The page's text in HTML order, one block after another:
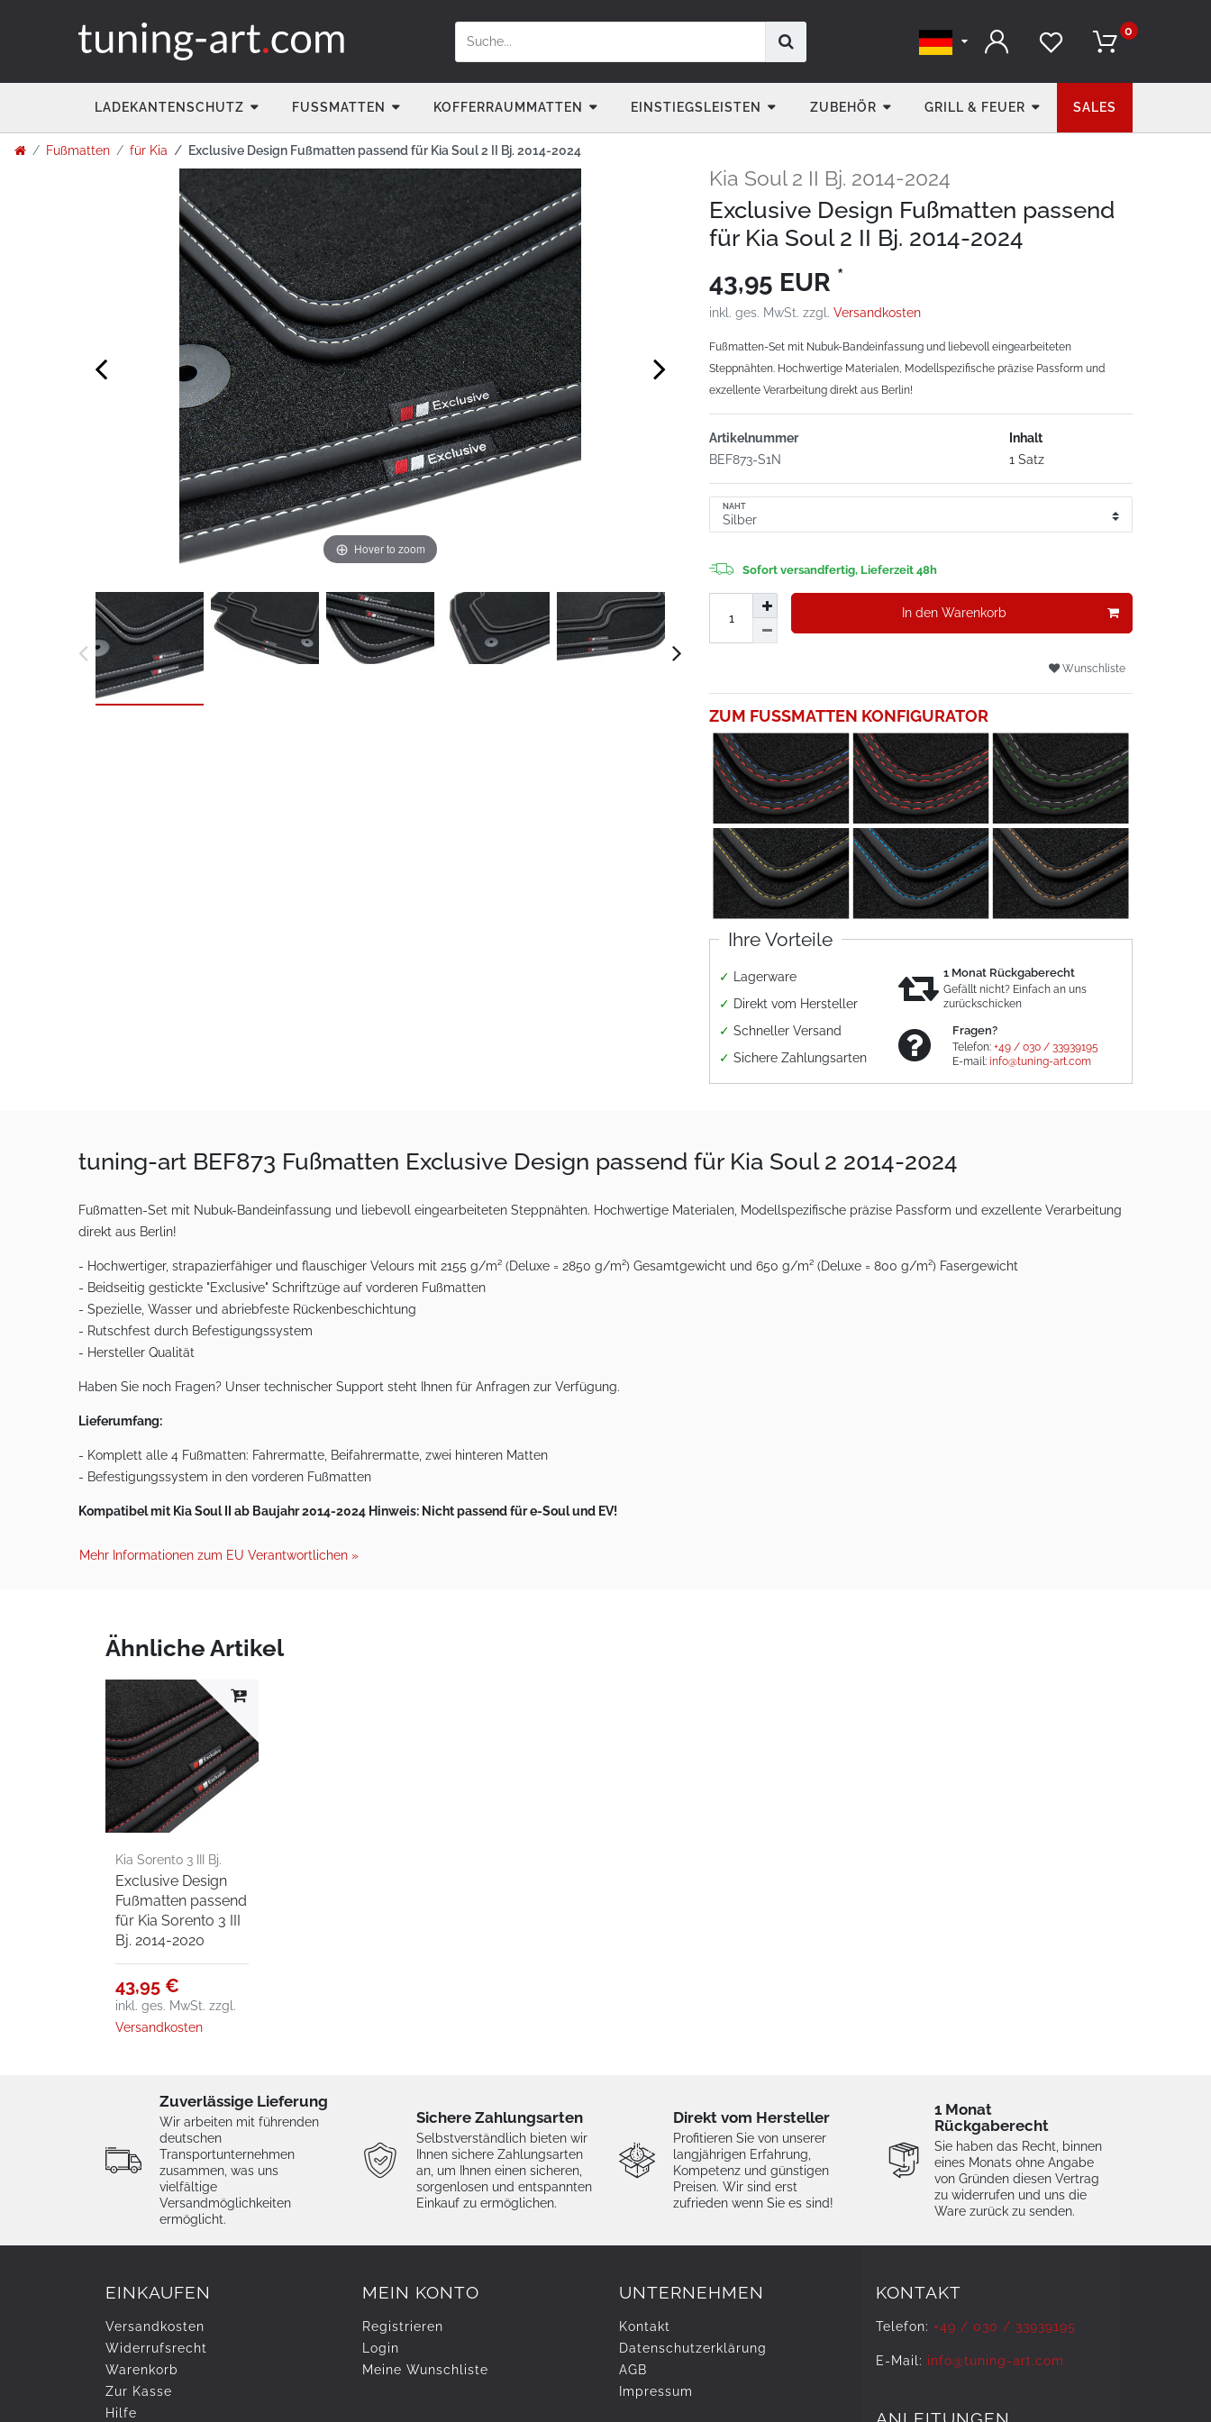
0
LADEKANTENSCHUTZ FUSSMATTEN KOFFERRAUMMATTEN EINSTIEGSLEISTEN ZUBEHÖR GRILL & FEUER SALES
Fußmatten für Kia Exclusive Design Fußmatten passend für Kia Soul 2 II Bj. 2014-2024
Hover to zoom
Kia Soul 2 II Bj. 2014-2024
Exclusive Design Fußmatten passend
für Kia Soul 2 II Bj. 2014-2024
43,95 EUR *
inkl. ges. MwSt. zzgl. Versandkosten
Fußmatten-Set mit Nubuk-Bandeinfassung und liebevoll eingearbeiteten
Steppnähten. Hochwertige Materialen, Modellspezifische präzise Passform und
exzellente Verarbeitung direkt aus Berlin!
Artikelnummer
BEF873-S1N
Inhalt
1 Satz
NAHT
Sofort versandfertig, Lieferzeit 48h
In den Warenkorb
Wunschliste
ZUM FUSSMATTEN KONFIGURATOR
Ihre Vorteile
✓ Lagerware
✓ Direkt vom Hersteller
✓ Schneller Versand
✓ Sichere Zahlungsarten
1 Monat Rückgaberecht
Gefällt nicht? Einfach an uns
zurückschicken
Fragen?
Telefon:+49 / 030 / 33939195
E-mail:info@tuning-art.com
tuning-art BEF873 Fußmatten Exclusive Design passend für Kia Soul 2 2014-2024
Fußmatten-Set mit Nubuk-Bandeinfassung und liebevoll eingearbeiteten Steppnähten. Hochwertige Materialen, Modellspezifische präzise Passform und exzellente Verarbeitung
direkt aus Berlin!
- Hochwertiger, strapazierfähiger und flauschiger Velours mit 2155 g/m² (Deluxe = 2850 g/m²) Gesamtgewicht und 650 g/m² (Deluxe = 800 g/m²) Fasergewicht
- Beidseitig gestickte "Exclusive" Schriftzüge auf vorderen Fußmatten
- Spezielle, Wasser und abriebfeste Rückenbeschichtung
- Rutschfest durch Befestigungssystem
- Hersteller Qualität
Haben Sie noch Fragen? Unser technischer Support steht Ihnen für Anfragen zur Verfügung.
Lieferumfang:
- Komplett alle 4 Fußmatten: Fahrermatte, Beifahrermatte, zwei hinteren Matten
- Befestigungssystem in den vorderen Fußmatten
Kompatibel mit Kia Soul II ab Baujahr 2014-2024 Hinweis: Nicht passend für e-Soul und EV!
Mehr Informationen zum EU Verantwortlichen »
Ähnliche Artikel
Kia Sorento 3 III Bj.
2014-2020
Exclusive Design
Fußmatten passend
für Kia Sorento 3 III
Bj. 2014-2020
43,95 €
inkl. ges. MwSt. zzgl.
Versandkosten
Zuverlässige Lieferung
Wir arbeiten mit führenden
deutschen
Transportunternehmen
zusammen, was uns
vielfältige
Versandmöglichkeiten
ermöglicht.
Sichere Zahlungsarten
Selbstverständlich bieten wir
Ihnen sichere Zahlungsarten
an, um Ihnen einen sicheren,
sorgenlosen und entspannten
Einkauf zu ermöglichen.
Direkt vom Hersteller
Profitieren Sie von unserer
langjährigen Erfahrung,
Kompetenz und günstigen
Preisen. Wir sind erst
zufrieden wenn Sie es sind!
1 Monat
Rückgaberecht
Sie haben das Recht, binnen
eines Monats ohne Angabe
von Gründen diesen Vertrag
zu widerrufen und uns die
Ware zurück zu senden.
EINKAUFEN
Versandkosten
Widerrufs­recht
Warenkorb
Zur Kasse
Hilfe
MEIN KONTO
Registrieren
Login
Meine Wunschliste
UNTERNEHMEN
Kontakt
Daten­schutz­erklärung
AGB
Impressum
KONTAKT
Telefon: +49 / 030 / 33939195
E-Mail: info@tuning-art.com